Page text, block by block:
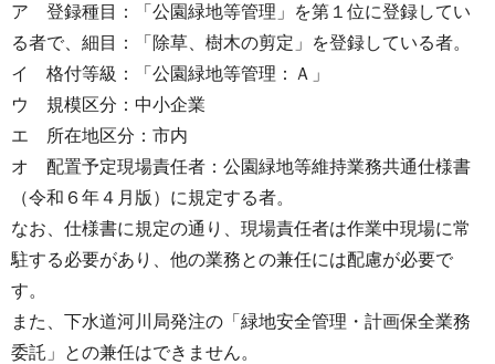
ア 登録種目：「公園緑地等管理」を第１位に登録してい
る者で、細目：「除草、樹木の剪定」を登録している者。
イ 格付等級：「公園緑地等管理：Ａ」
ウ 規模区分：中小企業
エ 所在地区分：市内
オ 配置予定現場責任者：公園緑地等維持業務共通仕様書
（令和６年４月版）に規定する者。
なお、仕様書に規定の通り、現場責任者は作業中現場に常
駐する必要があり、他の業務との兼任には配慮が必要で
す。
また、下水道河川局発注の「緑地安全管理・計画保全業務
委託」との兼任はできません。